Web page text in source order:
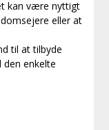
kan være nyttigt
eller at
til at tilbyde
enkelte